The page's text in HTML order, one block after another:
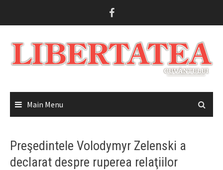
Main Menu
Preşedintele Volodymyr Zelenski a
declarat despre ruperea relaţiilor